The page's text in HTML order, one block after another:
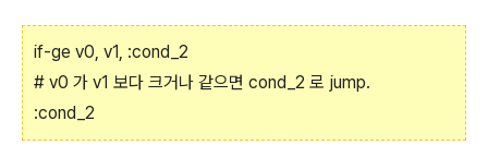
if-ge v0, v1, :cond_2
# v0 가 v1 보다 크거나 같으면 cond_2 로 jump.
:cond_2